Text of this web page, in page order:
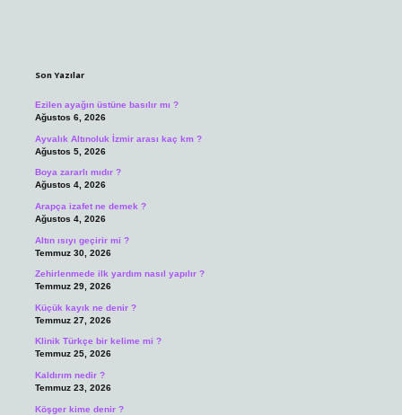
Son Yazılar
Ezilen ayağın üstüne basılır mı ?
Ağustos 6, 2026
Ayvalık Altınoluk İzmir arası kaç km ?
Ağustos 5, 2026
Boya zararlı mıdır ?
Ağustos 4, 2026
Arapça izafet ne demek ?
Ağustos 4, 2026
Altın ısıyı geçirir mi ?
Temmuz 30, 2026
Zehirlenmede ilk yardım nasıl yapılır ?
Temmuz 29, 2026
Küçük kayık ne denir ?
Temmuz 27, 2026
Klinik Türkçe bir kelime mi ?
Temmuz 25, 2026
Kaldırım nedir ?
Temmuz 23, 2026
Köşger kime denir ?